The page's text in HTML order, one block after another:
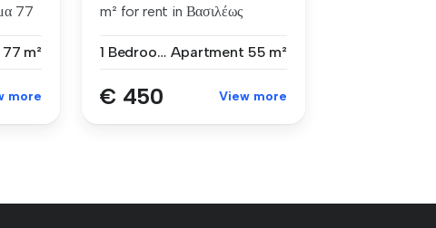
77
77 m²
more
m² for rent in Βασιλέως
1 Bedroom Apartment 55 m²
€ 450 View more